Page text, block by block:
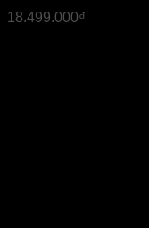
18.499.000₫